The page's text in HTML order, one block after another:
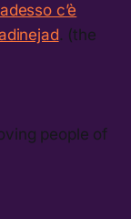
adesso c’è
. (the
people of